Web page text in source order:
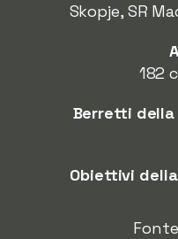
Skopje, SR
182
Berretti della
Obiettivi